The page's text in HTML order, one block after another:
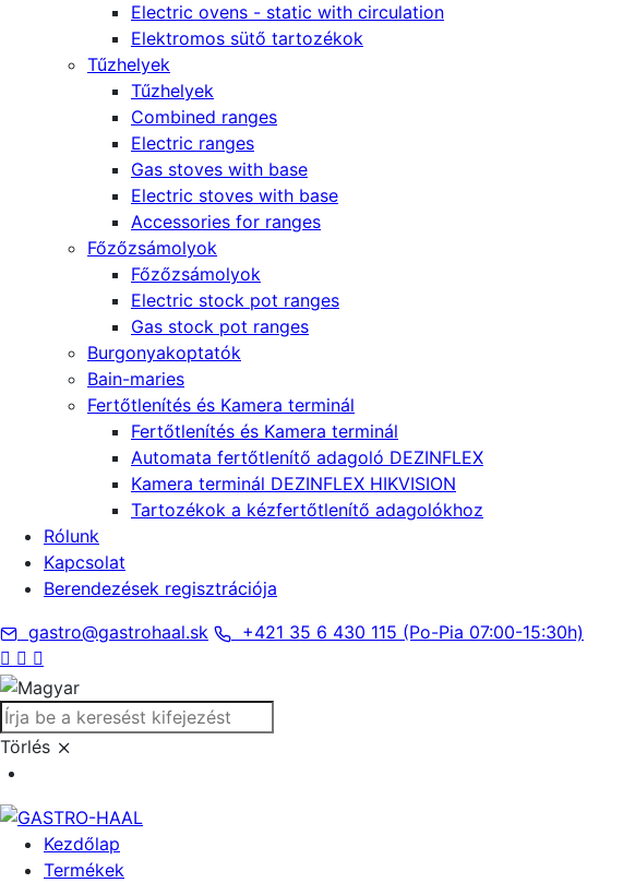
Electric ovens - static with circulation
Elektromos sütő tartozékok
Tűzhelyek
Tűzhelyek
Combined ranges
Electric ranges
Gas stoves with base
Electric stoves with base
Accessories for ranges
Főzőzsámolyok
Főzőzsámolyok
Electric stock pot ranges
Gas stock pot ranges
Burgonyakoptatók
Bain-maries
Fertőtlenítés és Kamera terminál
Fertőtlenítés és Kamera terminál
Automata fertőtlenítő adagoló DEZINFLEX
Kamera terminál DEZINFLEX HIKVISION
Tartozékok a kézfertőtlenítő adagolókhoz
Rólunk
Kapcsolat
Berendezések regisztrációja
gastro@gastrohaal.sk
+421 35 6 430 115 (Po-Pia 07:00-15:30h)
Törlés
Kezdőlap
Termékek